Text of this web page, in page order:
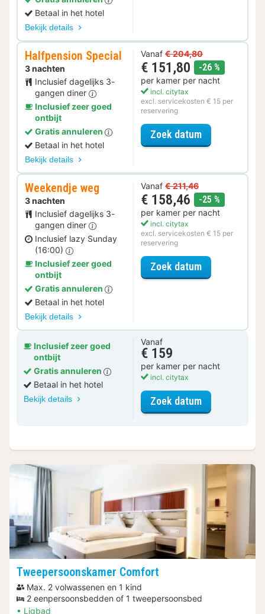
Betaal in het hotel
Bekijk details
Halfpension Special
3 nachten
Inclusief dagelijks 3-
gangen diner
Inclusief zeer goed
ontbijt
Gratis annuleren
Betaal in het hotel
Bekijk details
Vanaf € 204,80
€ 151,80 -26 %
per kamer per nacht
incl. citytax
excl. servicekosten € 15 per
reservering
Zoek datumvoor
Weekendje weg
3 nachten
Inclusief dagelijks 3-
gangen diner
Inclusief lazy Sunday
(16:00)
Inclusief zeer goed
ontbijt
Gratis annuleren
Betaal in het hotel
Bekijk details
Vanaf € 211,46
€ 158,46 -25 %
per kamer per nacht
incl. citytax
excl. servicekosten € 15 per
reservering
Zoek datumvoor
Inclusief zeer goed
ontbijt
Gratis annuleren
Betaal in het hotel
Bekijk details
Vanaf
€ 159
per kamer per nacht
incl. citytax
Zoek datumvoor
Tweepersoonskamer Comfort
Max. 2 volwassenen en 1 kind
2 eenpersoonsbedden of 1 tweepersoonsbed
Ligbad